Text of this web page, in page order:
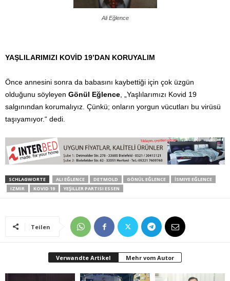
Ali Eğlence
YAŞLILARIMIZI KOVİD 19’DAN KORUYALIM
Önce annesini sonra da babasını kaybettiği için çok üzgün
olduğunu söyleyen Gönül Eğlence , „Yaşlılarımızı Kovid 19
salgınından korumalıyız. Çünkü; onların yorgun vücutları bu virüsü
taşıyamıyor.“ dedi.
SCHLAGWORTE ALI EĞLENCE DETMOLD GÖNÜL EĞLENCE
İSMIYE EĞLENCE
IZMIR
KOVID 19 YEŞILLER PARTISI ESSEN
Teilen
Verwandte Artikel Mehr vom Autor